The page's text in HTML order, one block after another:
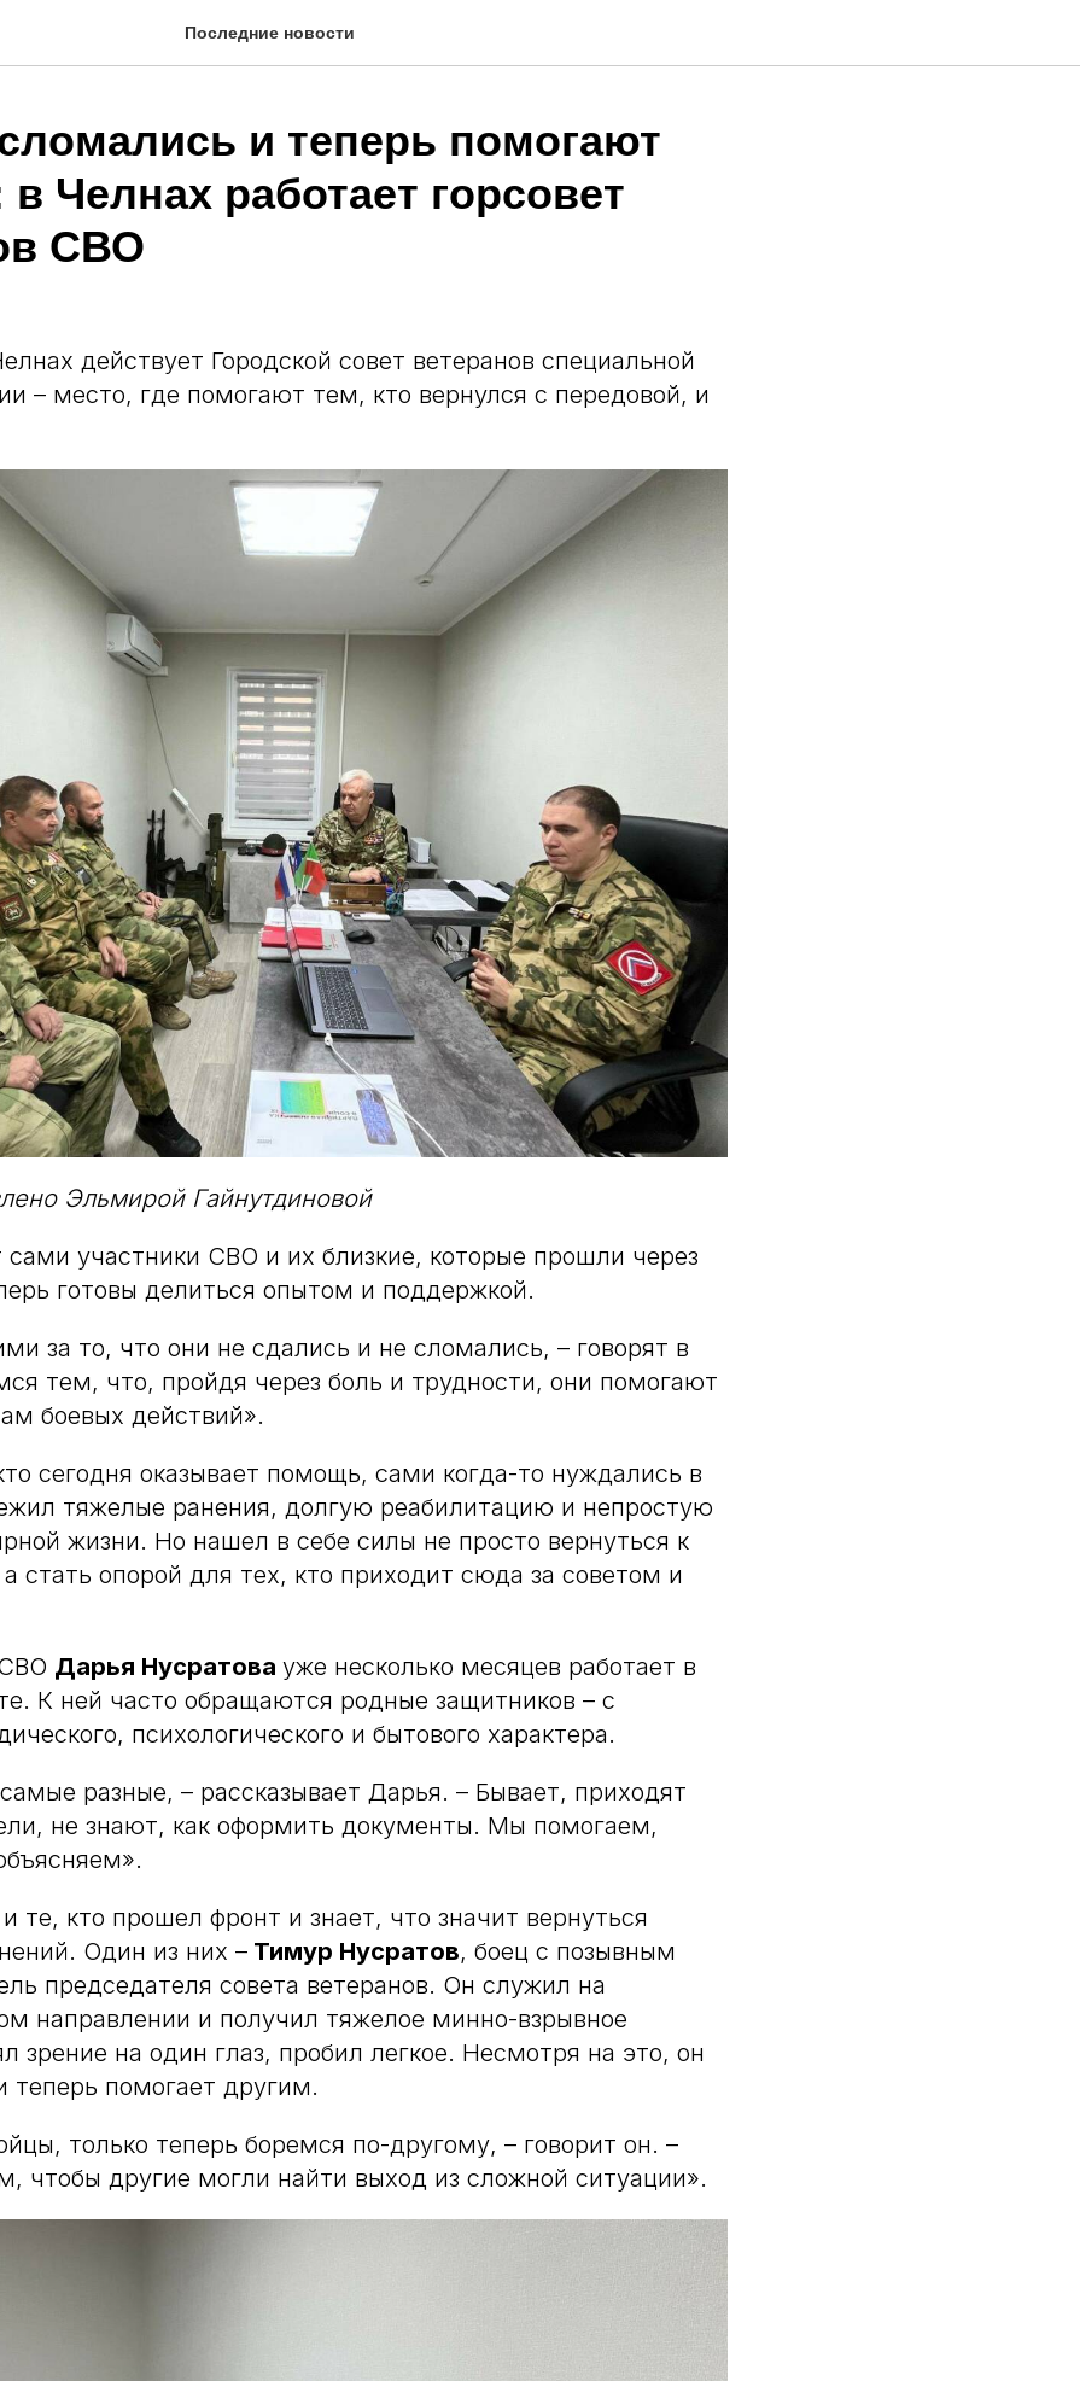
Последние новости
и теперь помогают
Челнах работает горсовет
СВО
действует Городской совет ветеранов специальной
– место, где помогают тем, кто вернулся с передовой, и
Эльмирой Гайнутдиновой
сами участники СВО и их близкие, которые прошли через
готовы делиться опытом и поддержкой.
за то, что они не сдались и не сломались, – говорят в
тем, что, пройдя через боль и трудности, они помогают
боевых действий».
сегодня оказывает помощь, сами когда-то нуждались в
тяжелые ранения, долгую реабилитацию и непростую
жизни. Но нашел в себе силы не просто вернуться к
стать опорой для тех, кто приходит сюда за советом и
Дарья Нусратова уже несколько месяцев работает в
К ней часто обращаются родные защитников – с
психологического и бытового характера.
разные, – рассказывает Дарья. – Бывает, приходят
не знают, как оформить документы. Мы помогаем,
те, кто прошел фронт и знает, что значит вернуться
Один из них – Тимур Нусратов, боец с позывным
председателя совета ветеранов. Он служил на
направлении и получил тяжелое минно-взрывное
зрение на один глаз, пробил легкое. Несмотря на это, он
теперь помогает другим.
только теперь боремся по-другому, – говорит он. –
чтобы другие могли найти выход из сложной ситуации».